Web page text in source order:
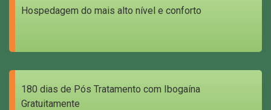
Hospedagem do mais alto nível e conforto
180 dias de Pós Tratamento com Ibogaína
Gratuitamente